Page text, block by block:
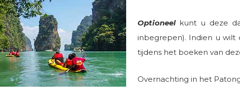
Optioneelkunt u deze
inbegrepen). Indien u wilt
tijdens het boeken van
Overnachting in het